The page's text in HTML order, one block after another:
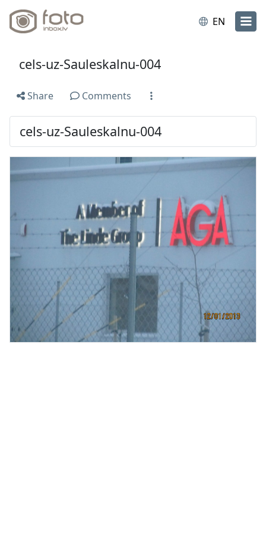
EN
cels-uz-Sauleskalnu-004
Share Comments
cels-uz-Sauleskalnu-004